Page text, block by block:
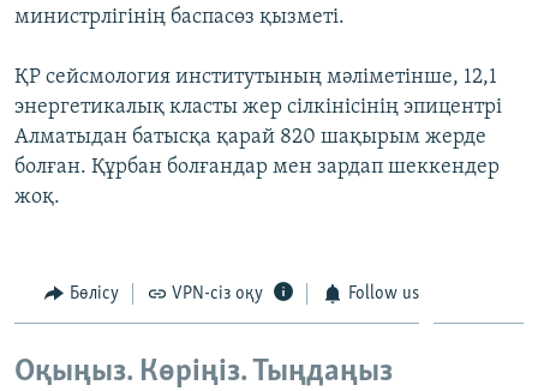
АРНАЙЫ ЖОБАЛАР
Русский
ЖАЗЫЛЫҢЫЗ
министрлігінің баспасөз қызметі.
ҚР сейсмология институтының мәліметінше, 12,1
энергетикалық класты жер сілкінісінің эпицентрі
Алматыдан батысқа қарай 820 шақырым жерде
болған. Құрбан болғандар мен зардап шеккендер
жоқ.
Бөлісу VPN-сіз оқу Follow us
Оқыңыз. Көріңіз. Тыңдаңыз